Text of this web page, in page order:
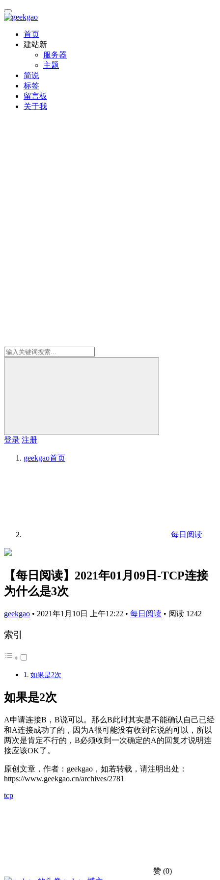
首页
建站新
服务器
主题
简说
标签
留言板
关于我
登录 注册
geekgao首页
每日阅读
【每日阅读】2021年01月09日-TCP连接
为什么是3次
geekgao • 2021年1月10日 上午12:22 • 每日阅读 • 阅读 1242
索引
如果是2次
如果是2次
A申请连接B，B说可以。那么B此时其实是不能确认自己已经
和A连接成功了的，因为A很可能没有收到它说的可以，所以
两次是肯定不行的，B必须收到一次确定的A的回复才说明连
接应该OK了。
原创文章，作者：geekgao，如若转载，请注明出处：
https://www.geekgao.cn/archives/2781
tcp
赞 (0)